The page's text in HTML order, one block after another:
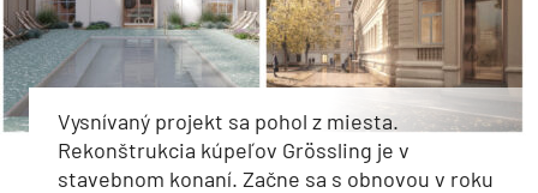
Vysnívaný projekt sa pohol z miesta.
Rekonštrukcia kúpeľov Grössling je v
stavebnom konaní. Začne sa s obnovou v roku